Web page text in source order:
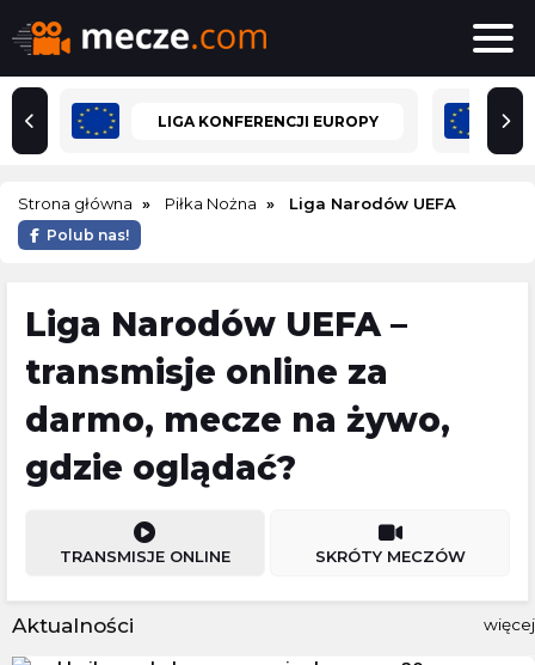
LIGA KONFERENCJI EUROPY
Strona główna Piłka Nożna Liga Narodów UEFA
Polub nas!
Liga Narodów UEFA –
transmisje online za
darmo, mecze na żywo,
gdzie oglądać?
TRANSMISJE ONLINE SKRÓTY MECZÓW
Aktualności więcej